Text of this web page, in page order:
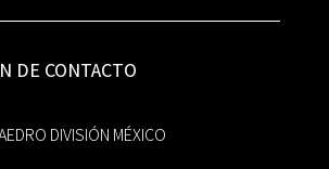
DE CONTACTO
DIVISIÓN MÉXICO